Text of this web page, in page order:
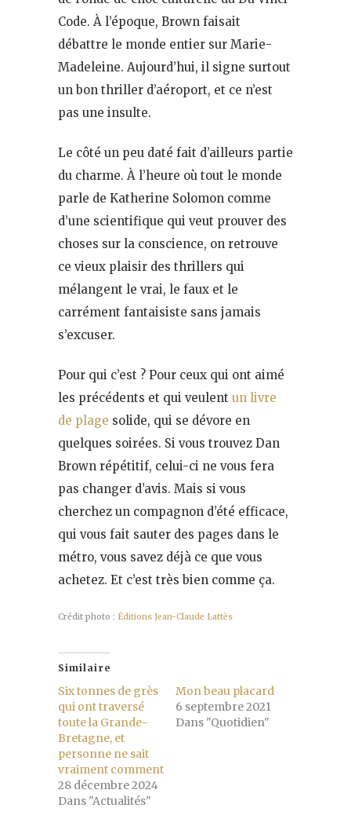
Code. À l’époque, Brown faisait
débattre le monde entier sur Marie-
Madeleine. Aujourd’hui, il signe surtout
un bon thriller d’aéroport, et ce n’est
pas une insulte.
Le côté un peu daté fait d’ailleurs partie
du charme. À l’heure où tout le monde
parle de Katherine Solomon comme
d’une scientifique qui veut prouver des
choses sur la conscience, on retrouve
ce vieux plaisir des thrillers qui
mélangent le vrai, le faux et le
carrément fantaisiste sans jamais
s’excuser.
Pour qui c’est ? Pour ceux qui ont aimé
les précédents et qui veulent un livre
de plage solide, qui se dévore en
quelques soirées. Si vous trouvez Dan
Brown répétitif, celui-ci ne vous fera
pas changer d’avis. Mais si vous
cherchez un compagnon d’été efficace,
qui vous fait sauter des pages dans le
métro, vous savez déjà ce que vous
achetez. Et c’est très bien comme ça.
Crédit photo : Éditions Jean-Claude Lattès
Similaire
Six tonnes de grès
qui ont traversé
toute la Grande-
Bretagne, et
personne ne sait
vraiment comment
28 décembre 2024
Dans "Actualités"
Mon beau placard
6 septembre 2021
Dans "Quotidien"